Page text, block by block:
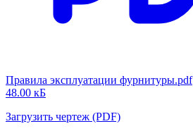
Правила эксплуатации фурнитуры.pdf
48.00 кБ
Загрузить чертеж (PDF)